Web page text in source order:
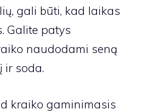
gali būti, kad laikas
Galite patys
naudodami seną
ir soda.
kraiko gaminimasis